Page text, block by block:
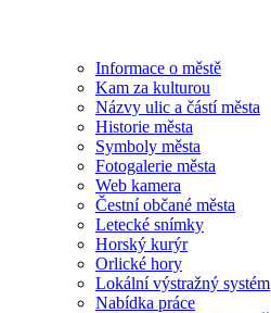
Informace o městě
Kam za kulturou
Názvy ulic a částí města
Historie města
Symboly města
Fotogalerie města
Web kamera
Čestní občané města
Letecké snímky
Horský kurýr
Orlické hory
Lokální výstražný systém
Nabídka práce